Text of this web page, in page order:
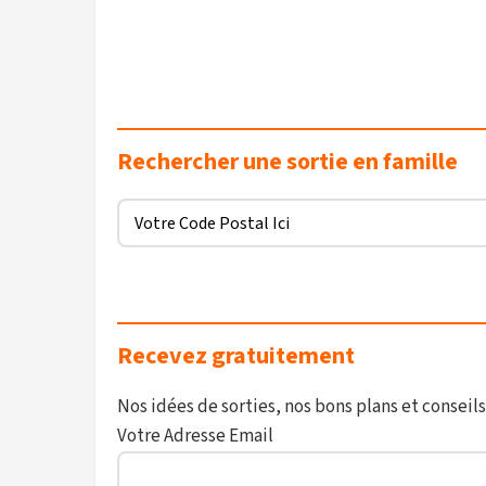
Rechercher une sortie en famille
Recevez gratuitement
Nos idées de sorties, nos bons plans et
Votre Adresse Email